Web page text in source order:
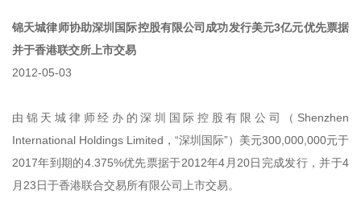
锦天城律师协助深圳国际控股有限公司成功发行美元3亿元优先票据
并于香港联交所上市交易
2012-05-03
由锦天城律师经办的深圳国际控股有限公司（Shenzhen
International Holdings Limited，“深圳国际”）美元300,000,000元于
2017年到期的4.375%优先票据于2012年4月20日完成发行，并于4
月23日于香港联合交易所有限公司上市交易。